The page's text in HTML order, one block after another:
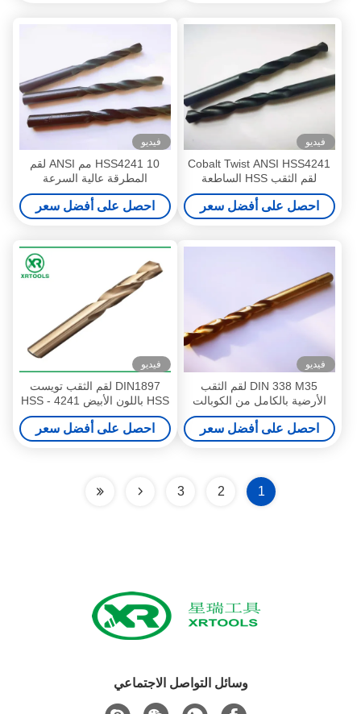
فيديو
Cobalt Twist ANSI HSS4241
لقم الثقب HSS الساطعة
المزورة
احصل على أفضل سعر
فيديو
HSS4241 10 مم ANSI لقم
المطرقة عالية السرعة
احصل على أفضل سعر
فيديو
DIN 338 M35 لقم الثقب
الأرضية بالكامل من الكوبالت
تويست HSS
احصل على أفضل سعر
فيديو
DIN1897 لقم الثقب تويست
HSS باللون الأبيض HSS - 4241
مادة 60 - 66HRC صلابة
احصل على أفضل سعر
1
2
3
وسائل التواصل الاجتماعي